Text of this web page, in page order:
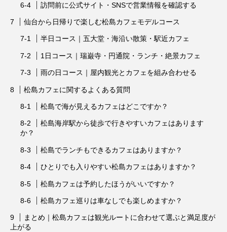
訪問前に公式サイト・SNSで営業情報を確認する
仙台から日帰りで楽しむ松島カフェモデルコース
半日コース｜五大堂・海沿い散策・駅近カフェ
1日コース｜瑞巌寺・円通院・ランチ・絶景カフェ
雨の日コース｜屋内観光とカフェを組み合わせる
松島カフェに関するよくある質問
松島で海が見えるカフェはどこですか？
松島海岸駅から徒歩で行きやすいカフェはあります
か？
松島でランチもできるカフェはありますか？
ひとりでも入りやすい松島カフェはありますか？
松島カフェは予約したほうがいいですか？
松島カフェ巡りは車なしでも楽しめますか？
まとめ｜松島カフェは観光ルートに合わせて選ぶと満足度が
上がる